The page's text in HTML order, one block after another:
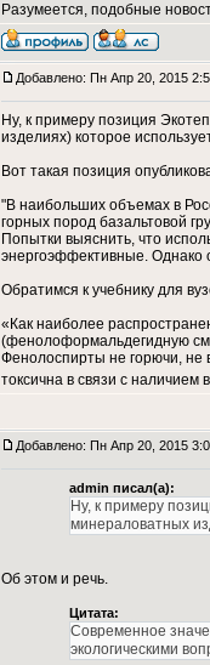
Разумеется, подобные
Добавлено: Пн Апр 20, 2015
Ну, к примеру позиция
изделиях) которое
Вот такая позиция
"В наибольших объемах в
горных пород базальтовой
Попытки выяснить, что
энергоэффективные. Однако
Обратимся к учебнику для
«Как наиболее
(фенолоформальдегидную
Фенолоспирты не горючи, не
токсична в связи с
Добавлено: Пн Апр 20, 2015
admin писал(а):
Ну, к примеру
минераловатных
Об этом и речь.
Цитата:
Современное
экологическими